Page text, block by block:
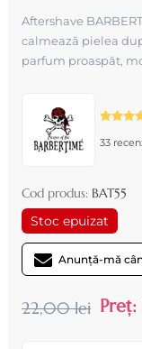
Aftershave
calmează pielea
parfum proaspăt,
33
Cod produs: BAT55
Stoc epuizat
Anunță-mă
22,00 lei Preț: